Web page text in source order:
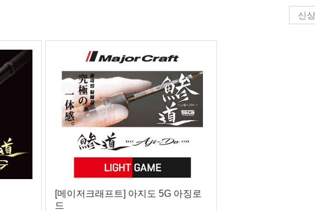
고객센터 전화번호
매장 영업시간
기
신
[메이저크래프트] 아지도 5G 아징로
드